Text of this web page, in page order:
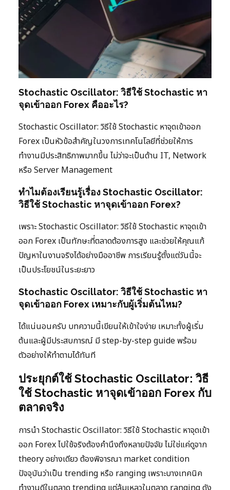
Stochastic Oscillator: วิธีใช้ Stochastic หา
จุดเข้าออก Forex คืออะไร?
Stochastic Oscillator: วิธีใช้ Stochastic หาจุดเข้าออก
Forex เป็นหัวข้อสำคัญในวงการเทคโนโลยีที่ช่วยให้การ
ทำงานมีประสิทธิภาพมากขึ้น ไม่ว่าจะเป็นด้าน IT, Network
หรือ Server Management
ทำไมต้องเรียนรู้เรื่อง Stochastic Oscillator:
วิธีใช้ Stochastic หาจุดเข้าออก Forex?
เพราะ Stochastic Oscillator: วิธีใช้ Stochastic หาจุดเข้า
ออก Forex เป็นทักษะที่ตลาดต้องการสูง และช่วยให้คุณแก้
ปัญหาในงานจริงได้อย่างมืออาชีพ การเรียนรู้ตั้งแต่วันนี้จะ
เป็นประโยชน์ในระยะยาว
Stochastic Oscillator: วิธีใช้ Stochastic หา
จุดเข้าออก Forex เหมาะกับผู้เริ่มต้นไหม?
ได้แน่นอนครับ บทความนี้เขียนให้เข้าใจง่าย เหมาะทั้งผู้เริ่ม
ต้นและผู้มีประสบการณ์ มี step-by-step guide พร้อม
ตัวอย่างให้ทำตามได้ทันที
ประยุกต์ใช้ Stochastic Oscillator: วิธี
ใช้ Stochastic หาจุดเข้าออก Forex กับ
ตลาดจริง
การนำ Stochastic Oscillator: วิธีใช้ Stochastic หาจุดเข้า
ออก Forex ไปใช้จริงต้องคำนึงถึงหลายปัจจัย ไม่ใช่แค่ดูจาก
theory อย่างเดียว ต้องพิจารณา market condition
ปัจจุบันว่าเป็น trending หรือ ranging เพราะบางเทคนิค